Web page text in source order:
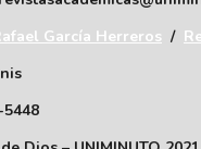
García Herreros /
5448